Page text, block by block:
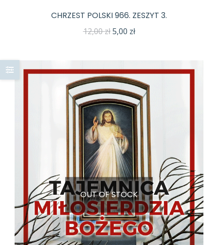
CHRZEST POLSKI 966. ZESZYT 3.
12,00zł Pierwotna
wynosiła:
12,00 zł.
5,00 złAktualna
wynosi:
5,00 zł.
OUT OF STOCK